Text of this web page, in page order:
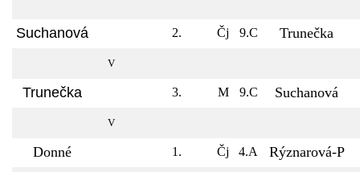
Suchanová 2. Čj 9.C Trunečka
V
Trunečka 3. M 9.C Suchanová
V
Donné 1. Čj 4.A Rýznarová-P